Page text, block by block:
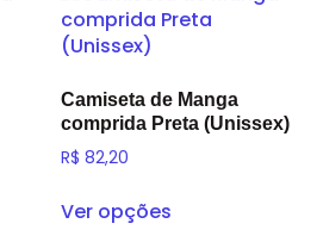
Camiseta de Manga
comprida Preta (Unissex)
R$ 82,20
Ver opções